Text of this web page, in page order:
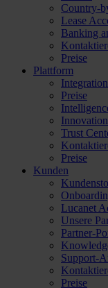
Country-
Lease
Banking
Preise
Plattform
Preise
Trust
Preise
Kunden
Lucanet
Unsere
Partner-
Support-
Preise